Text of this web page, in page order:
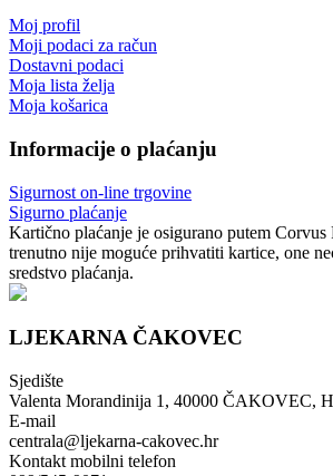
Moj profil
Moji podaci za račun
Dostavni podaci
Moja lista želja
Moja košarica
Informacije o plaćanju
Sigurnost on-line trgovine
Sigurno plaćanje
Kartično plaćanje je osigurano putem Corvus
trenutno nije moguće prihvatiti kartice, one
sredstvo plaćanja.
LJEKARNA ČAKOVEC
Sjedište
Valenta Morandinija 1, 40000 ČAKOVEC,
E-mail
centrala@ljekarna-cakovec.hr
Kontakt mobilni telefon